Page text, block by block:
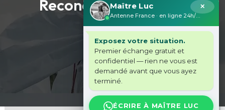
Reconquérir son mari ✕
Maître Luc
Antenne France · en ligne 24h/24
Exposez votre situation.
Premier échange gratuit et
confidentiel — rien ne vous est
demandé avant que vous ayez
terminé.
ÉCRIRE À MAÎTRE LUC